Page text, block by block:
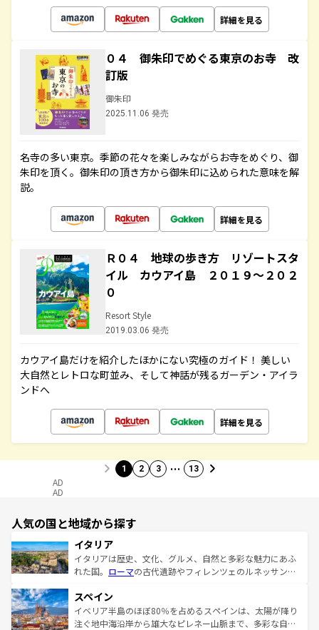
詳細を見る
０４ 御朱印でめぐる東京のお寺 改
訂版
御朱印
2025.11.06 発売
名寺の多い東京。季節の花々を楽しみながらお寺をめぐり、御
朱印を頂く。御朱印の頂き方から御朱印に込められた意味を解
説。
詳細を見る
Ｒ０４ 地球の歩き方 リゾートスタ
イル カウアイ島 ２０１９～２０２
０
Resort Style
2019.03.06 発売
カウアイ島だけを紹介したほかにない究極のガイド！ 美しい
大自然とレトロな町並み、そして神話が残るガーデン・アイラ
ンドへ
詳細を見る
1 2 3 … 13
AD
AD
人気の国と地域から探す
イタリア
イタリアは歴史、文化、グルメ、自然と多彩な魅力にあふ
れた国。 ローマの古代遺跡やフィレンツェのルネッサンス
ろん、トスカーナの美しい田園風景やアマルフィ海岸の絶
景など、自然景観も見逃せない。観光の合間には、本場の
ピザやパスタなど、絶品のイタリア料理を堪能することも
スペイン
イベリア半島のほぼ80％を占めるスペインは、太陽が降り
注ぐ地中海沿岸から雄大なピレネー山脈まで、多彩な自然